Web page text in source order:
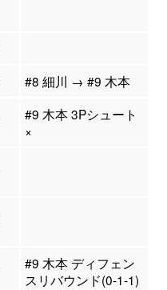
#8 細川 → #9 木本
#9 木本 3Pシュート
×
#9 木本 ディフェン
スリバウンド(0-1-1)